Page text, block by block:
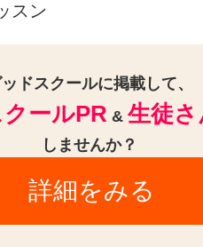
声楽(1)
ゴス
族楽器(5)
二胡
三線(2)
邦楽・
(46)
ホルン(1)
他(111)
スン
ドスクールに掲載して、
ールPR & 生徒
しませんか？
詳細をみる